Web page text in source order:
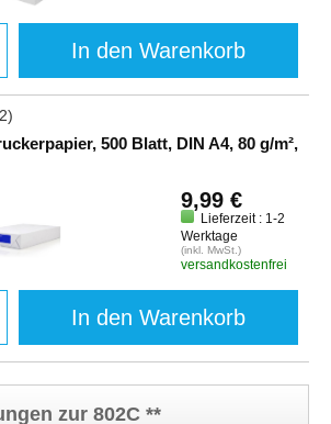
In den Warenkorb
500 Blatt, DIN A4, 80 g/m²,
9,99 €
Lieferzeit : 1-2
Werktage
(inkl. MwSt.)
versandkostenfrei
In den Warenkorb
zur 802C **